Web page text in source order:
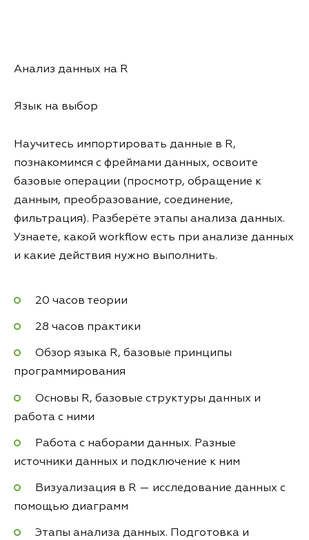
Анализ данных на R
Язык на выбор
Научитесь импортировать данные в R,
познакомимся с фреймами данных, освоите
базовые операции (просмотр, обращение к
данным, преобразование, соединение,
фильтрация). Разберёте этапы анализа данных.
Узнаете, какой workflow есть при анализе данных
и какие действия нужно выполнить.
20 часов теории
28 часов практики
Обзор языка R, базовые принципы
программирования
Основы R, базовые структуры данных и
работа с ними
Работа с наборами данных. Разные
источники данных и подключение к ним
Визуализация в R — исследование данных с
помощью диаграмм
Этапы анализа данных. Подготовка и